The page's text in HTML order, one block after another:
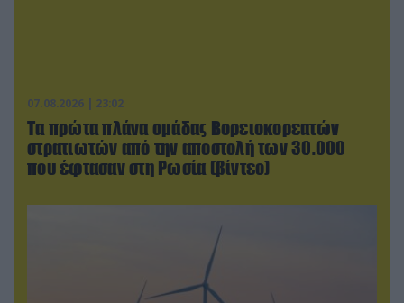
07.08.2026 | 23:02
Τα πρώτα πλάνα ομάδας Βορειοκορεατών
στρατιωτών από την αποστολή των 30.000
που έφτασαν στη Ρωσία (βίντεο)